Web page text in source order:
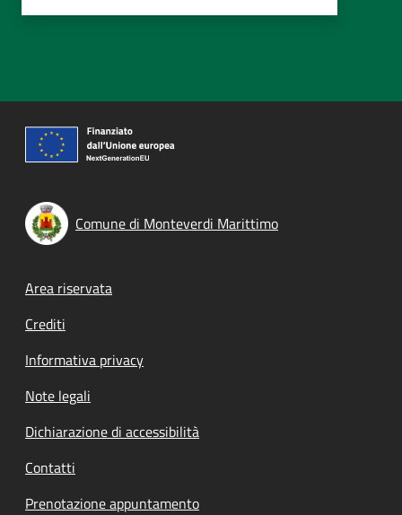
Comune di Monteverdi Marittimo
Footer menu
Area riservata
Crediti
Informativa privacy
Note legali
Dichiarazione di accessibilità
Contatti
Prenotazione appuntamento